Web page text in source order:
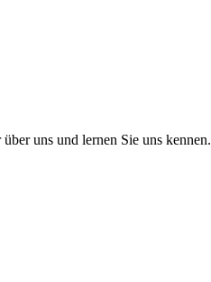
uns und lernen Sie uns kennen.